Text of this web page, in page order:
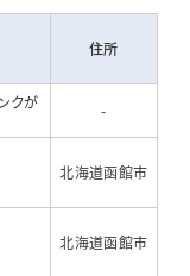
住所
クが
-
北海道函館市
北海道函館市